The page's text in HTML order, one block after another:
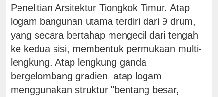
Penelitian Arsitektur Tiongkok Timur. Atap
logam bangunan utama terdiri dari 9 drum,
yang secara bertahap mengecil dari tengah
ke kedua sisi, membentuk permukaan multi-
lengkung. Atap lengkung ganda
bergelombang gradien, atap logam
menggunakan struktur "bentang besar,